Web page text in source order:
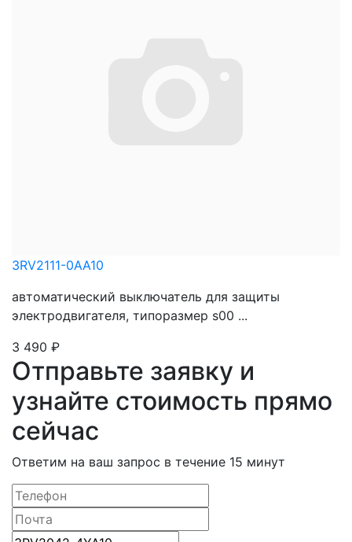
3RV2111-0AA10
автоматический выключатель для защиты
электродвигателя, типоразмер s00 ...
3 490 ₽
Отправьте заявку и
узнайте стоимость прямо
сейчас
Ответим на ваш запрос в течение 15 минут